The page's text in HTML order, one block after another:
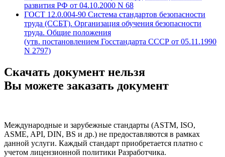
развития РФ от 04.10.2000 N 68
ГОСТ 12.0.004-90 Система стандартов безопасности
труда (ССБТ). Организация обучения безопасности
труда. Общие положения
(утв. постановлением Госстандарта СССР от 05.11.1990
N 2797)
Скачать документ нельзя
Вы можете заказать документ
Международные и зарубежные стандарты (ASTM, ISO,
ASME, API, DIN, BS и др.) не предоставляются в рамках
данной услуги. Каждый стандарт приобретается платно с
учетом лицензионной политики Разработчика.